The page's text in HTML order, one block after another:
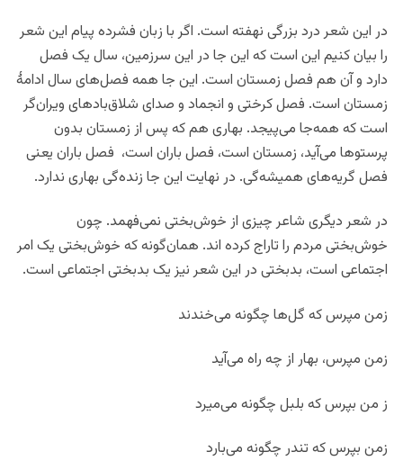
در این شعر درد بزرگی نهفته است. اگر با زبان فشرده پیام این شعر
را بیان کنیم این است که این جا در این سرزمین، سال یک فصل
دارد و آن هم فصل زمستان است. این جا همه فصل‌های سال ادامۀ
زمستان است. فصل کرختی و انجماد و صدای شلاق‌بادهای ویران‌گر
است که همه‌جا می‌پیجد. بهاری‌ هم که پس از زمستان بدون
پرستو‌ها می‌آید، زمستان است، فصل باران است، فصل باران یعنی
فصل گریه‌های همیشه‌گی. در نهایت این جا زنده‌گی بهاری ندارد.
در شعر دیگری شاعر چیزی از خوش‌بختی نمی‌فهمد. چون
خوش‌بختی مردم را تاراج کرده اند. همان‌گونه که خوش‌بختی یک امر
اجتماعی است، بدبختی در این شعر نیز یک بدبختی اجتماعی است.‌
زمن مپرس که گل‌ها چگونه می‌خندند
زمن مپرس، بهار از چه راه می‌آید
ز من بپرس که بلبل چگونه می‌میرد
زمن بپرس که تندر چگونه می‌بارد